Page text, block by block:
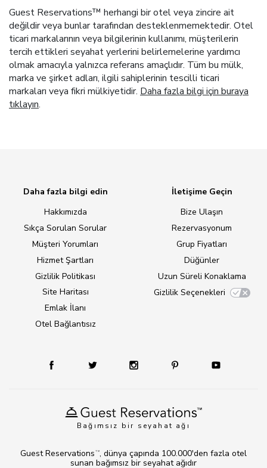
Guest Reservations™ herhangi bir otel veya zincire ait
değildir veya bunlar tarafından desteklenmemektedir. Otel
ticari markalarının veya bilgilerinin kullanımı, müşterilerin
tercih ettikleri seyahat yerlerini belirlemelerine yardımcı
olmak amacıyla yalnızca referans amaçlıdır. Tüm bu mülk,
marka ve şirket adları, ilgili sahiplerinin tescilli ticari
markaları veya fikri mülkiyetidir. Daha fazla bilgi için buraya
tıklayın.
Bağımsız bir seyahat ağı
Daha fazla bilgi edin
Hakkımızda
Sıkça Sorulan Sorular
Müşteri Yorumları
Hizmet Şartları
Gizlilik Politikası
Site Haritası
Emlak İlanı
Otel Bağlantısız
İletişime Geçin
Bize Ulaşın
Rezervasyonum
Grup Fiyatları
Düğünler
Uzun Süreli Konaklama
Gizlilik Seçenekleri
Guest Reservations TM, dünya çapında 100.000'den fazla otel
sunan bağımsız bir seyahat ağıdır